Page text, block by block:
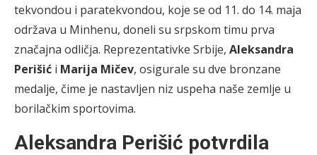
tekvondou i paratekvondou, koje se od 11. do 14. maja
održava u Minhenu, doneli su srpskom timu prva
značajna odličja. Reprezentativke Srbije, Aleksandra
Perišić i Marija Mičev, osigurale su dve bronzane
medalje, čime je nastavljen niz uspeha naše zemlje u
borilačkim sportovima.
Aleksandra Perišić potvrdila